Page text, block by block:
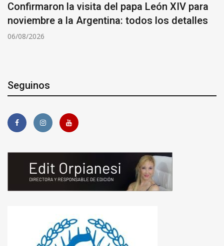
Confirmaron la visita del papa León XIV para
noviembre a la Argentina: todos los detalles
06/08/2026
Seguinos